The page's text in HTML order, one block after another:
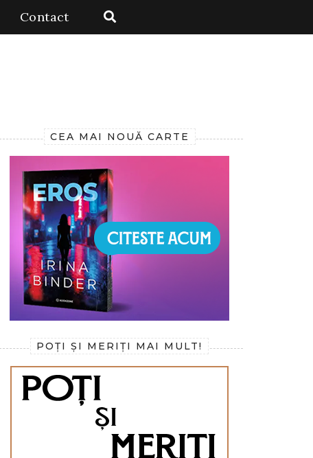
Contact
CEA MAI NOUĂ CARTE
POȚI ȘI MERIȚI MAI MULT!